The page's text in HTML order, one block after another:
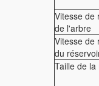
Vitesse de
de l'arbre
Vitesse de
du
Taille de la